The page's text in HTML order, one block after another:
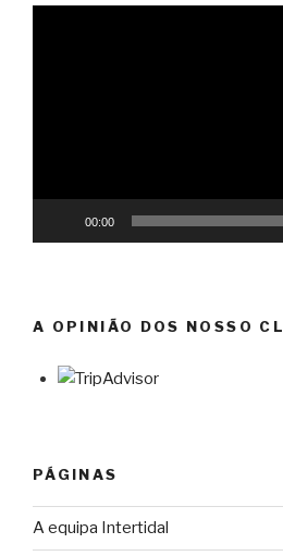
00:00
A OPINIÃO DOS NOSSO
PÁGINAS
A equipa Intertidal